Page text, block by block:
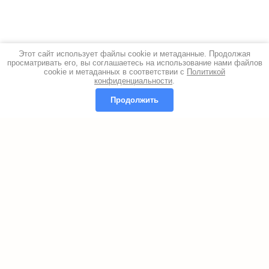
Этот сайт использует файлы cookie и метаданные. Продолжая
просматривать его, вы соглашаетесь на использование нами файлов
cookie и метаданных в соответствии с Политикой
конфиденциальности.
Продолжить